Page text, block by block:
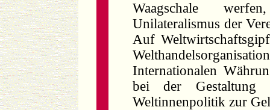
Waagschale
Unilateralismus der
Auf
Internationalen
bei der Gestaltung
Weltinnenpolitik zur